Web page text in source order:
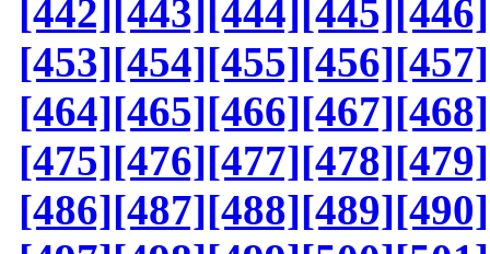
[442][443][444][445][446]
[453][454][455][456][457]
[464][465][466][467][468]
[475][476][477][478][479]
[486][487][488][489][490]